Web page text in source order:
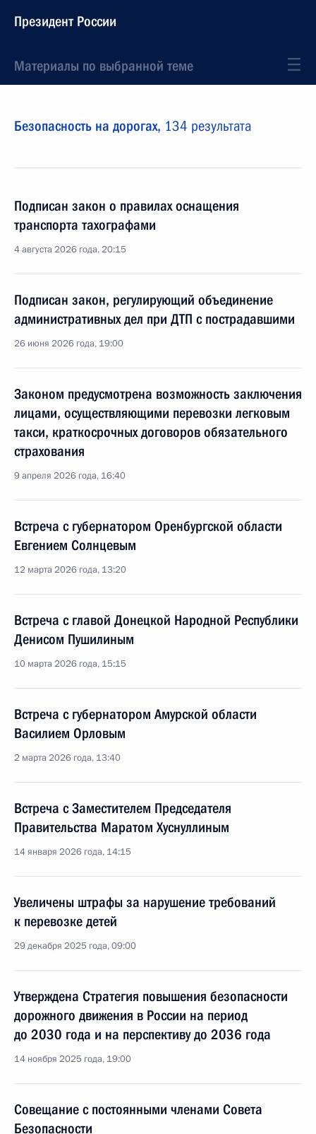
Президент России
Материалы по выбранной теме
Безопасность на дорогах, 134 результата
Подписан закон о правилах оснащения
транспорта тахографами
4 августа 2026 года, 20:15
Подписан закон, регулирующий объединение
административных дел при ДТП с пострадавшими
26 июня 2026 года, 19:00
Законом предусмотрена возможность заключения
лицами, осуществляющими перевозки легковым
такси, краткосрочных договоров обязательного
страхования
9 апреля 2026 года, 16:40
Встреча с губернатором Оренбургской области
Евгением Солнцевым
12 марта 2026 года, 13:20
Встреча с главой Донецкой Народной Республики
Денисом Пушилиным
10 марта 2026 года, 15:15
Встреча с губернатором Амурской области
Василием Орловым
2 марта 2026 года, 13:40
Встреча с Заместителем Председателя
Правительства Маратом Хуснуллиным
14 января 2026 года, 14:15
Увеличены штрафы за нарушение требований
к перевозке детей
29 декабря 2025 года, 09:00
Утверждена Стратегия повышения безопасности
дорожного движения в России на период
до 2030 года и на перспективу до 2036 года
14 ноября 2025 года, 19:00
Совещание с постоянными членами Совета
Безопасности